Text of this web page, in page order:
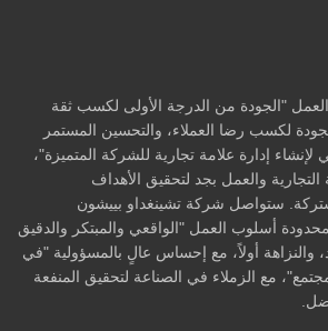
"الجودة من الدرجة الأولى لكسب ثقة
لكسب رضا العملاء، والتحسين المستمر
إدارة علامة تجارية للشركة المتميزة"،
والعمل بجد لتحقيق الأهداف
ستواصل شركة تشينغداو بييشون
أسلوب العمل "الواقعي والمبتكر والدقيق
والنزاهة أولاً، مع إحساس عالٍ بالمسؤولية "في
مع الزملاء في الصناعة لتحقيق المنفعة